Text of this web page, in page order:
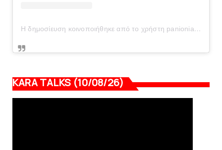
Η δημοσίευση κοινοποιήθηκε από το χρήστη panionianea.gr (@panionianea.gr)
KARA TALKS (10/08/26)